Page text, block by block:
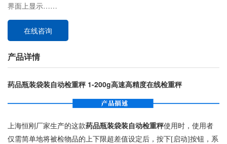
界面上显示……
在线咨询
产品详情
药品瓶装袋装自动检重秤 1-200g高速高精度在线检重秤
上海恒刚厂家生产的这款药品瓶装袋装自动检重秤使用时，使用者
仅需简单地将被检物品的上下限超差值设定后，按下[启动]按钮，系